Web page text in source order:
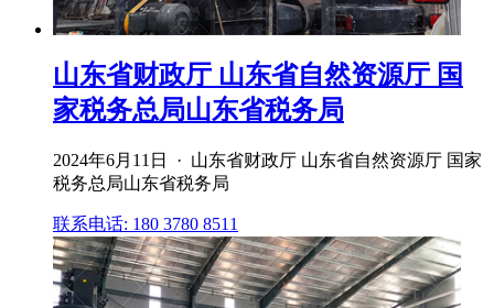
山东省财政厅 山东省自然资源厅 国
家税务总局山东省税务局
2024年6月11日 · 山东省财政厅 山东省自然资源厅 国家
税务总局山东省税务局
联系电话: 180 3780 8511